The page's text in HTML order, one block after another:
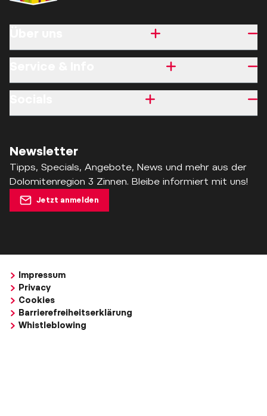
Newsletter
Tipps, Specials, Angebote, News und mehr aus der
Dolomitenregion 3 Zinnen. Bleibe informiert mit uns!
Jetzt anmelden
Impressum
Privacy
Cookies
Barrierefreiheitserklärung
Whistleblowing